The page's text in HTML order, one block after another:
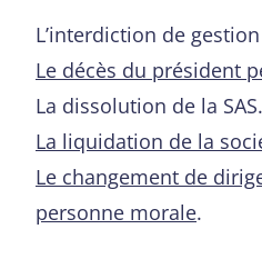
L’interdiction de
Le décès du président
La dissolution de la SAS.
La liquidation de la
Le changement de
personne morale.